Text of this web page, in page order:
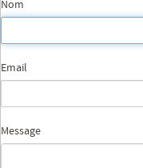
Nom
Email
Message